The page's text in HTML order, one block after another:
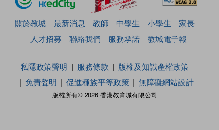
關於教城 最新消息 教師 中學生 小學生
家長
人才招募
聯絡我們 服務承諾 教城電子報
版權所有© 2026 香港教育城有限公司
私隱政策聲明 服務條款
版權及知識產權政策
免責聲明
促進種族平等政策 無障礙網站設計